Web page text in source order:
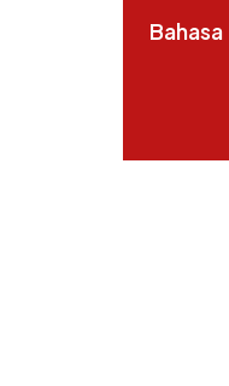
Bahasa